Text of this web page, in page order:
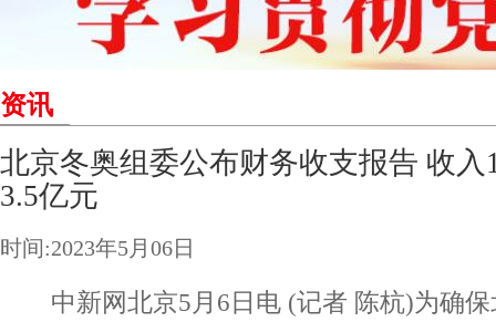
资讯
北京冬奥组委公布财务收支报告 收入
3.5亿元
时间:2023年5月06日
中新网北京5月6日电 (记者 陈杭)为确保